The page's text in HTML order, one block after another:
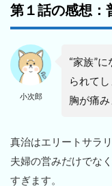
第１話の感想：
小次郎
“家族”
られて
胸が痛み
真治はエリートサラ
夫婦の営みだけでな
すぎます。